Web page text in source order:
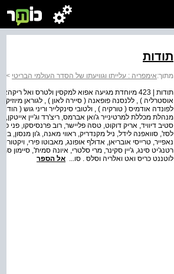
תודות
מתוך:אימפריה : עלייתו וגוויעתו של הסדר העולמי הבריטי >
תודות | 423 מיוחדת מגיעה אפוא למקסין ולטרס
אוסטרליה ) , ללנסנה פופאנה ( סיירה לאון ) , לגוראן
לפונדה אודמיס ( טורקיה ) , ולטובי סינקלייר וריני גוש (
מנהלת מכללת למרטינייר ג'ואן אברמס, ריצ'רד וג'יין אייטקן,
סטיב דיוויד, אריק דוקוט, טסה פליישר, רוב פרנסיסקו, פני
לסז', סוואפנה לידל, ניל מקנדריק, ראווי מאנה, ג'ון מנסון,
נאפייר, טרייסי אובריאן, אדולף אופונג, מאבוטו פירי,
רטנג'יט סינג, ג'יין סקינר, מרי סלטרי, איונה סמית', סיימון
לוטננט כריס ואט ואלריה וסלס . סו... אל הספר